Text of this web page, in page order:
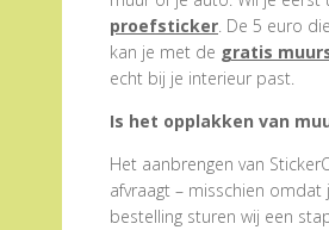
proefsticker. De 5 euro
kan je met de gratis
echt bij je interieur past.
Is het opplakken van
Het aanbrengen van
afvraagt – misschien
bestelling sturen wij een